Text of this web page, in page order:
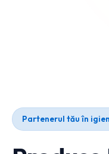
Partenerul tău în